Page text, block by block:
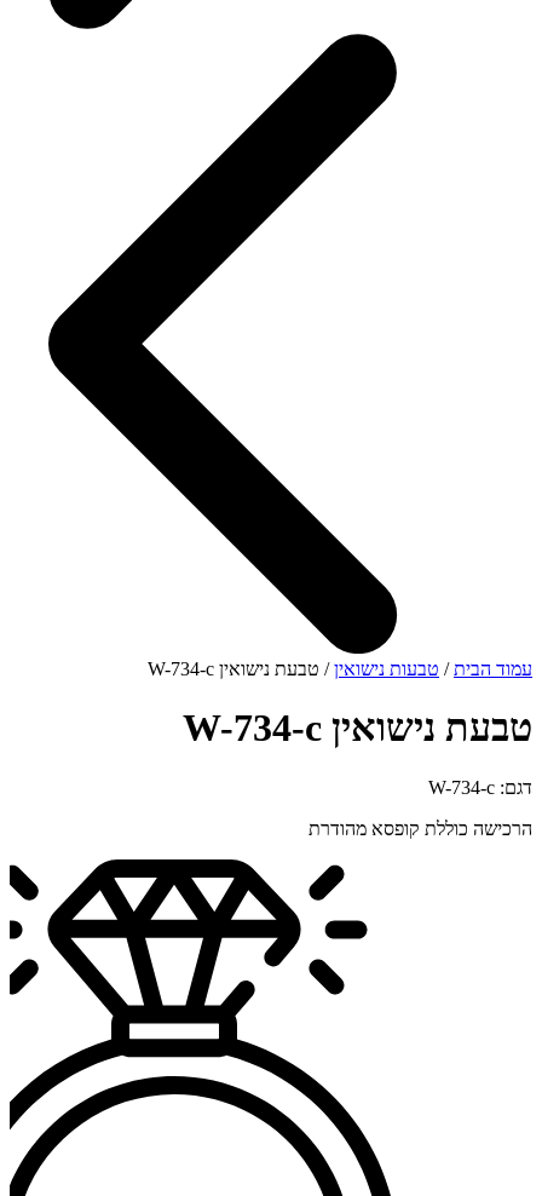
עמוד הבית/ טבעות נישואין/ טבעת נישואין W-734-c
טבעת נישואין W-734-c
דגם: W-734-c
הרכישה כוללת קופסא מהודרת